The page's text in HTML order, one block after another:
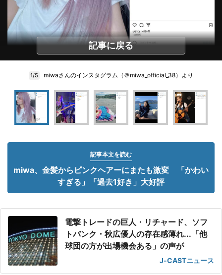
記事に戻る
1/5 miwaさんのインスタグラム（＠miwa_official_38）より
記事本文を読む
miwa、金髪からピンクヘアーにまたも激変 「かわい
すぎる」「過去1好き」大好評
電撃トレードの巨人・リチャード、ソフ
トバンク・秋広優人の存在感薄れ...「他
球団の方が出場機会ある」の声が
J-CASTニュース